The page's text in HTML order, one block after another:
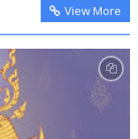
View More